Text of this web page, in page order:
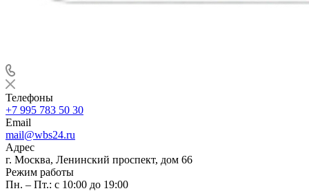
Телефоны
+7 995 783 50 30
Email
mail@wbs24.ru
Адрес
г. Москва, Ленинский проспект, дом 66
Режим работы
Пн. – Пт.: с 10:00 до 19:00